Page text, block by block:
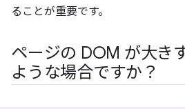
ることが重要です。
ページの DOM が大き
ような場合ですか？